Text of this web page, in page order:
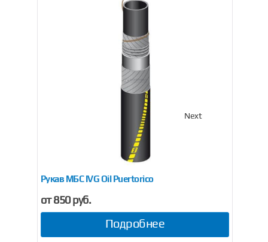
Рукав МБС IVG Oil Puertorico
от 850 руб.
Подробнее
Next